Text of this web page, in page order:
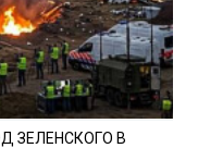
ЗЕЛЕНСКОГО В